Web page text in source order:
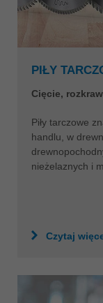
PIŁY
Cięcie,
Piły tarczowe
handlu, w
nieżelaznych i
Czytaj